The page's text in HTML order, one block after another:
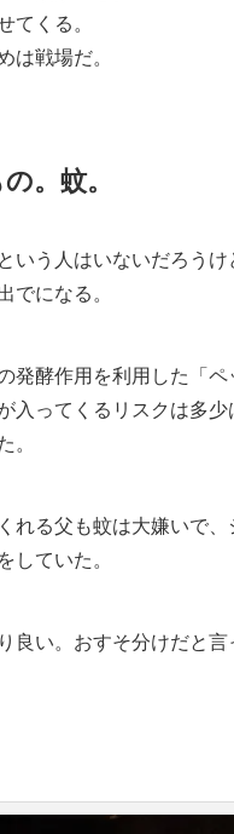
てくる。
は戦場だ。
。蚊。
いう人はいないだろう
でになる。
発酵作用を利用した「
入ってくるリスクは多
。
れる父も蚊は大嫌いで
していた。
良い。おすそ分けだと言